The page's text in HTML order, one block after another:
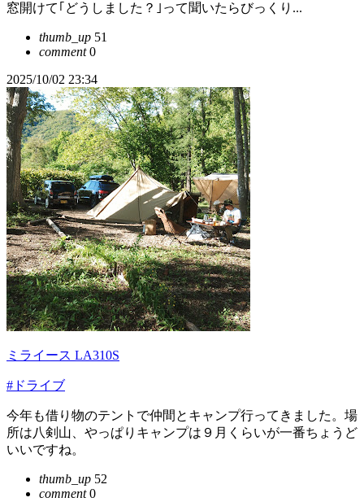
窓開けて｢どうしました？｣って聞いたらびっくり...
thumb_up 51
comment0
2025/10/02 23:34
ミライース LA310S
#ドライブ
今年も借り物のテントで仲間とキャンプ行ってきました。場
所は八剣山、やっぱりキャンプは９月くらいが一番ちょうど
いいですね。
thumb_up 52
comment0